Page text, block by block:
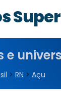
e
> RN > Açu